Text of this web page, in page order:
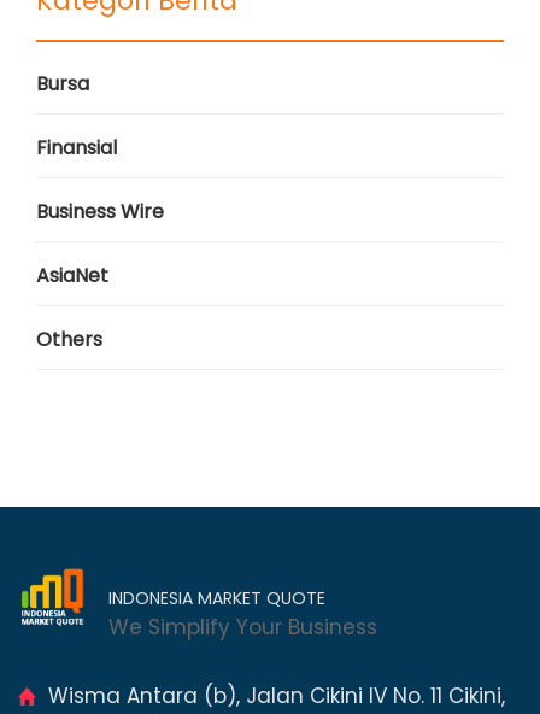
Bursa
Finansial
Business Wire
AsiaNet
Others
INDONESIA MARKET QUOTE
We Simplify Your Business
Wisma Antara (b), Jalan Cikini IV No. 11 Cikini,